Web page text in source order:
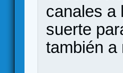
canales a
suerte
también a